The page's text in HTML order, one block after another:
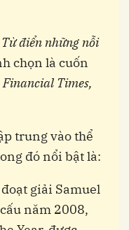
Từ điển những nỗi
chọn là cuốn
Financial Times,
trung vào thể
đó nổi bật là:
giải Samuel
năm 2008,